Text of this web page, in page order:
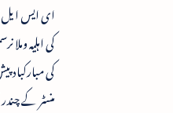
ای ایس ایل
کی اہلیہ وملا
کی
منسٹر کے